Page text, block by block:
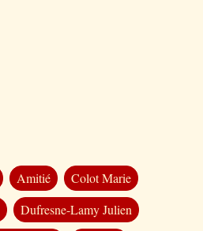
Amitié
Colot Marie
Dufresne-Lamy Julien